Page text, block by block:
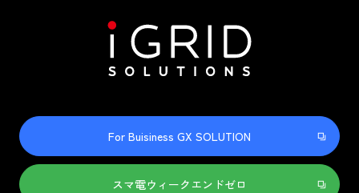
For Buisiness GX SOLUTION
スマ電ウィークエンドゼロ